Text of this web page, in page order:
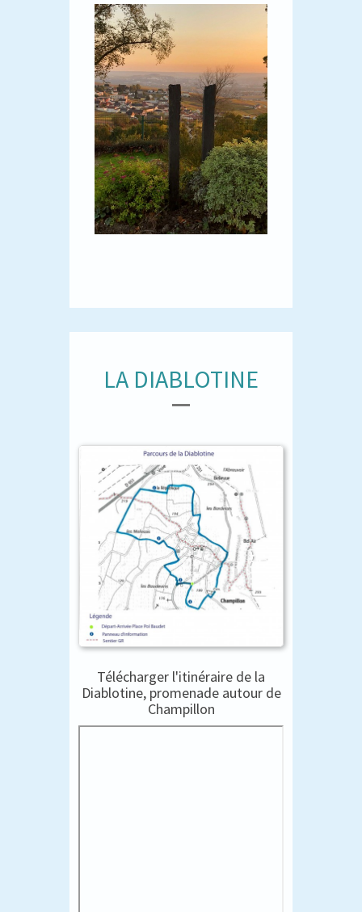
LA DIABLOTINE
Télécharger l'itinéraire de la
Diablotine, promenade autour de
Champillon